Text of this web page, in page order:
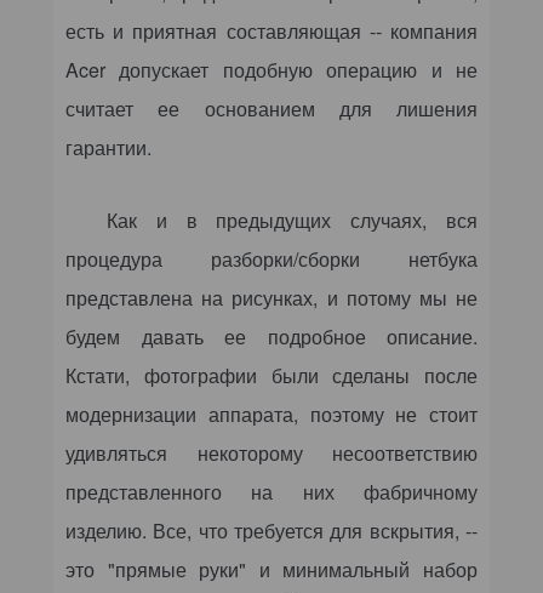
есть и приятная составляющая -- компания
Acer допускает подобную операцию и не
считает ее основанием для лишения
гарантии.
Как и в предыдущих случаях, вся
процедура разборки/сборки нетбука
представлена на рисунках, и потому мы не
будем давать ее подробное описание.
Кстати, фотографии были сделаны после
модернизации аппарата, поэтому не стоит
удивляться некоторому несоответствию
представленного на них фабричному
изделию. Все, что требуется для вскрытия, --
это "прямые руки" и минимальный набор